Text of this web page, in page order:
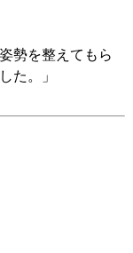
勢を整えてもら
た。」